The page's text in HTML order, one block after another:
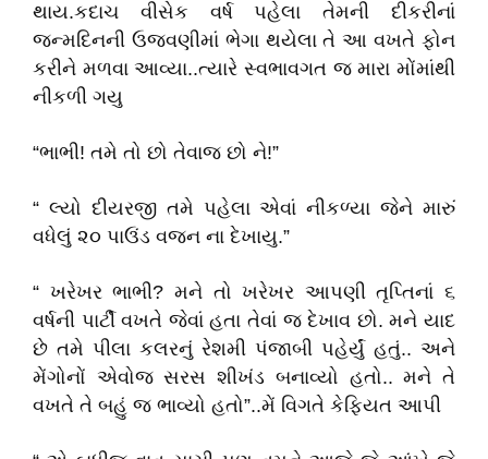
થાય.કદાચ વીસેક વર્ષ પહેલા તેમની દીકરીનાં
જન્મદિનની ઉજવણીમાં ભેગા થયેલા તે આ વખતે ફોન
કરીને મળવા આવ્યા..ત્યારે સ્વભાવગત જ મારા મોંમાંથી
નીકળી ગયુ
“ભાભી! તમે તો છો તેવાજ છો ને!”
“ લ્યો દીયરજી તમે પહેલા એવાં નીકળ્યા જેને મારું
વધેલું ૨૦ પાઉંડ વજન ના દેખાયુ.”
“ ખરેખર ભાભી? મને તો ખરેખર આપણી તૃપ્તિનાં ૬
વર્ષની પાર્ટી વખતે જેવાં હતા તેવાં જ દેખાવ છો. મને યાદ
છે તમે પીલા કલરનું રેશમી પંજાબી પહેર્યું હતું.. અને
મેંગોનોં એવોજ સરસ શીખંડ બનાવ્યો હતો.. મને તે
વખતે તે બહું જ ભાવ્યો હતો”..મેં વિગતે કેફિયત આપી